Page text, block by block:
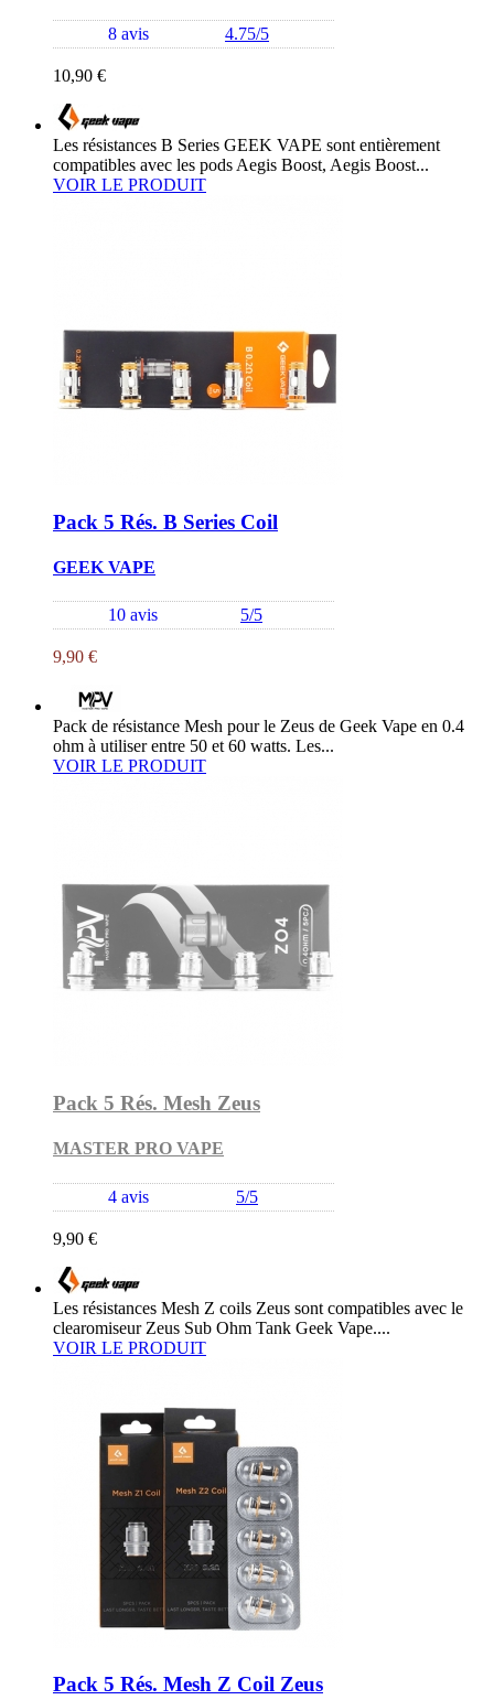
8 avis 4.75/5
10,90 €
Les résistances B Series GEEK VAPE sont entièrement
compatibles avec les pods Aegis Boost, Aegis Boost...
VOIR LE PRODUIT
Pack 5 Rés. B Series Coil
GEEK VAPE
10 avis 5/5
9,90 €
Pack de résistance Mesh pour le Zeus de Geek Vape en 0.4
ohm à utiliser entre 50 et 60 watts. Les...
VOIR LE PRODUIT
Pack 5 Rés. Mesh Zeus
MASTER PRO VAPE
4 avis 5/5
9,90 €
Les résistances Mesh Z coils Zeus sont compatibles avec le
clearomiseur Zeus Sub Ohm Tank Geek Vape....
VOIR LE PRODUIT
Pack 5 Rés. Mesh Z Coil Zeus